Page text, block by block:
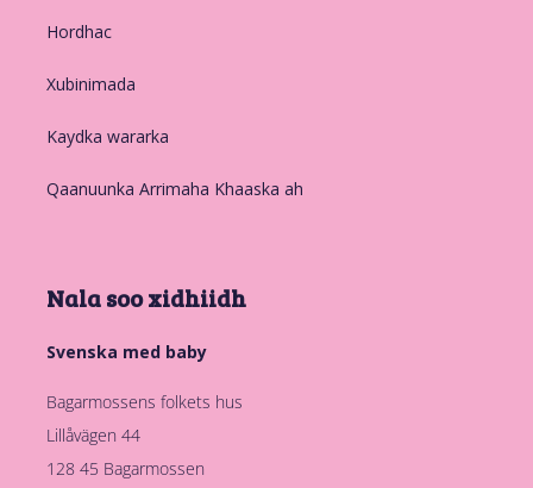
Hordhac
Xubinimada
Kaydka wararka
Qaanuunka Arrimaha Khaaska ah
Nala soo xidhiidh
Svenska med baby
Bagarmossens folkets hus
Lillåvägen 44
128 45 Bagarmossen